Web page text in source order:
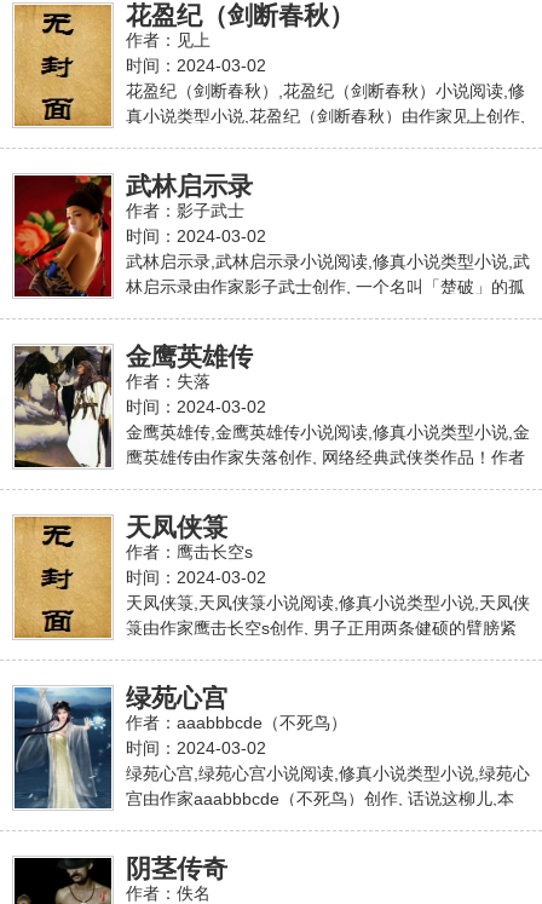
无穷无尽地写下去了。 故事不一定要终结。在《十景
缎》中,向扬、文渊、紫缘、小慕容、华瑄、赵婉雁,以
及余下许许多多的角色,都还没有走完他们的一生。想
想,主角们才多大年岁,可以就这样隐居去了吗？武侠世
界的年轻人,可以这么快就耗光他们的生命意义吗？ 希
望各位在看完《十景本站提供十景缎最新章节,十景缎
最新更新章节,本站免费稳定急速专业无弹窗
花盈纪（剑断春秋）
作者：见上
时间：2024-03-02
花盈纪（剑断春秋）,花盈纪（剑断春秋）小说阅读,修
真小说类型小说,花盈纪（剑断春秋）由作家见上创作,
三大美人的齐氏小姐齐湘君自幼订下婚约。 从时间上
算,姜氏三公子今年该已有十八岁,他与齐氏小姐的婚事
想必也是时候该到了。本站提供花盈纪（剑断春秋）
最新章节,花盈纪（剑断春秋）最新更新章节,本站免费
稳定急速专业无弹窗
武林启示录
作者：影子武士
时间：2024-03-02
武林启示录,武林启示录小说阅读,修真小说类型小说,武
林启示录由作家影子武士创作, 一个名叫「楚破」的孤
功能暴强。在他成年闯荡江湖时,遇到了他的师母,魔教
长公主金莲。并在她的关照下,开始了猎艳人生,遇到了
一些红颜知己。特别是在他师父死后,他遵照师命把他
的师母也收入胯下,用自己的「玉茎」来代替师父照顾
师母。并在他师母的帮助下开始了称霸江湖,为师报仇
的生涯,当然在这个过程中,和各种美本站提供武林启示
录最新章节,武林启示录最新更新章节,本站免费稳定急
速专业无弹窗
金鹰英雄传
作者：失落
时间：2024-03-02
金鹰英雄传,金鹰英雄传小说阅读,修真小说类型小说,金
鹰英雄传由作家失落创作, 网络经典武侠类作品！作者
过瘾。而本文更是花样百出,虐之又虐可以说是一派之
经典之作！但可以惜的是早已经是进宫许久！本站提
供金鹰英雄传最新章节,金鹰英雄传最新更新章节,本站
免费稳定急速专业无弹窗
天凤侠箓
作者：鹰击长空s
时间：2024-03-02
天凤侠箓,天凤侠箓小说阅读,修真小说类型小说,天凤侠
箓由作家鹰击长空s创作, 男子正用两条健硕的臂膀紧
上。两条紧致的大腿盘在男子身后,玉乳白中透红,随着
男子的抽动节奏,一会上下摆动,一会又左右横飘,轻柔如
水。娇嫩的红唇无意识地张开,吐着销魂蚀骨的轻吟
声：本站提供天凤侠箓最新章节,天凤侠箓最新更新章
节,本站免费稳定急速专业无弹窗
绿苑心宫
作者：aaabbbcde（不死鸟）
时间：2024-03-02
绿苑心宫,绿苑心宫小说阅读,修真小说类型小说,绿苑心
宫由作家aaabbbcde（不死鸟）创作, 话说这柳儿,本
人照顾,所以何若雪就让柳儿从此跟着吴雨,已经十七年
阴茎传奇
作者：佚名